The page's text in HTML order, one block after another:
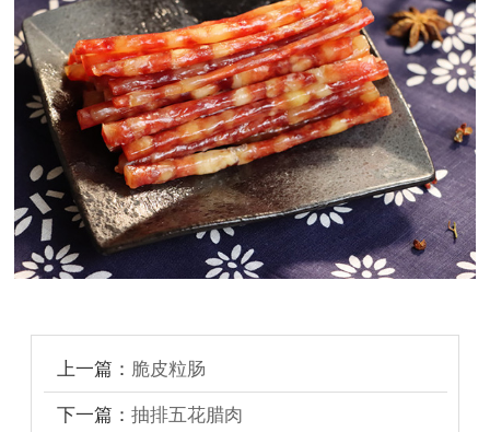
上一篇： 脆皮粒肠
下一篇：抽排五花腊肉